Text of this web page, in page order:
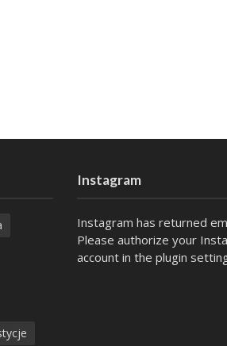
Instagram
Instagram has returned
Please authorize your
account in the plugin